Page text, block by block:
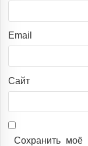
Email
Сайт
Сохранить